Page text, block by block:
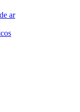
ar